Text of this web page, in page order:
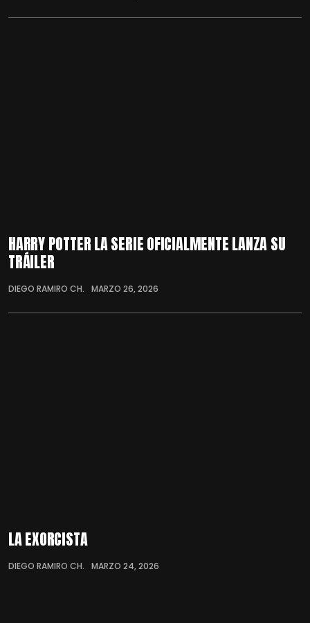
HARRY POTTER LA SERIE OFICIALMENTE LANZA SU
TRÁILER
DIEGO RAMIRO CH. MARZO 26, 2026
LA EXORCISTA
DIEGO RAMIRO CH. MARZO 24, 2026